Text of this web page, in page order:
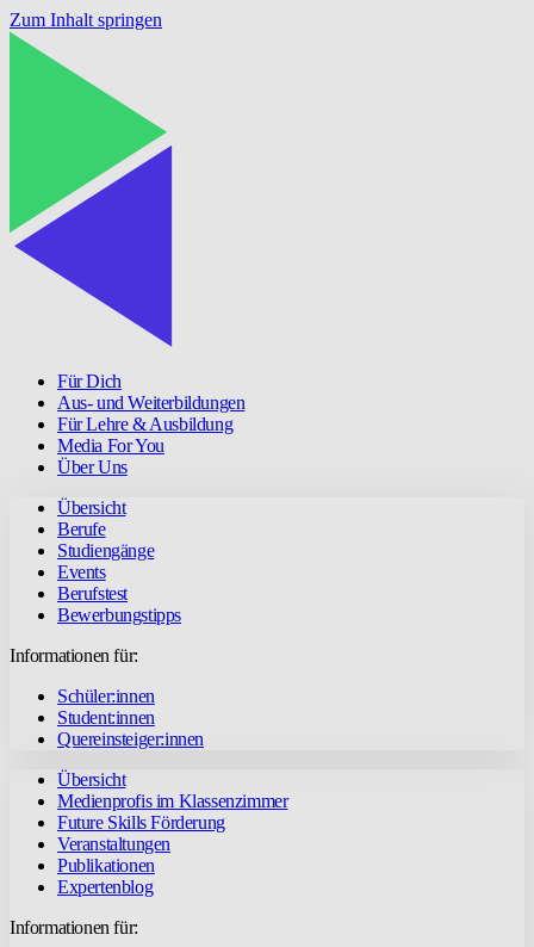
Zum Inhalt springen
Für Dich
Aus- und Weiterbildungen
Für Lehre & Ausbildung
Media For You
Über Uns
Übersicht
Berufe
Studiengänge
Events
Berufstest
Bewerbungstipps
Informationen für:
Schüler:innen
Student:innen
Quereinsteiger:innen
Übersicht
Medienprofis im Klassenzimmer
Future Skills Förderung
Veranstaltungen
Publikationen
Expertenblog
Informationen für: